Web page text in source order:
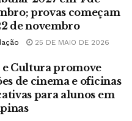
provas começam
de novembro
25 DE MAIO DE 2026
e Cultura promove
de cinema e oficinas
para alunos em